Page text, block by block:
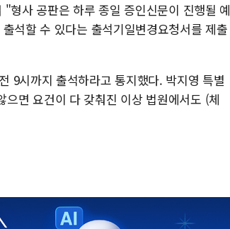
형사 공판은 하루 종일 증인신문이 진행될 예
석할 수 있다는 출석기일변경요청서를 제출
9시까지 출석하라고 통지했다. 박지영 특별
면 요건이 다 갖춰진 이상 법원에서도 (체